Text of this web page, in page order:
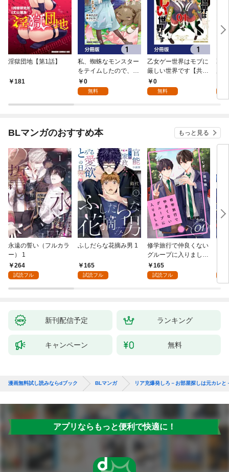
淫獄団地【第1話】
181
私、蜘蛛なモンスター
をテイムしたので、ス
パイダーシルクで裁縫
を頑張ります！【分冊
0
無料
乙女ゲー世界はモブに
厳しい世界です【共和
国編】【分冊版】 1
0
無料
乙
BLマンガのおすすめ本 もっと見る
永遠の誓い（フルカラ
ー） 1
264
試読フル
ふしだらな花摘み男 1
165
試読フル
修学旅行で仲良くない
グループに入りました
【単話版】1巻
165
試読フル
が
ら
新刊配信予定 ランキング
キャンペーン 無料
漫画無料試し読みならdブック BLマンガ リア充爆発しろ－お部屋探しは元カレと
アプリならもっと便利で快適に！